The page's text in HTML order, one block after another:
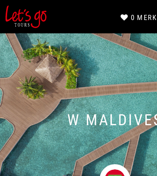
0
W
Anrede*
Vorname*
Nachname*